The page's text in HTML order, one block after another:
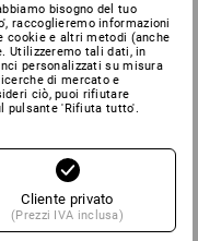
bisogno del tuo
raccoglieremo informazioni
cookie e altri metodi (anche
Utilizzeremo tali dati, in
personalizzati su misura
di mercato e
ciò, puoi rifiutare
pulsante 'Rifiuta tutto'.
Cliente privato
(Prezzi IVA inclusa)